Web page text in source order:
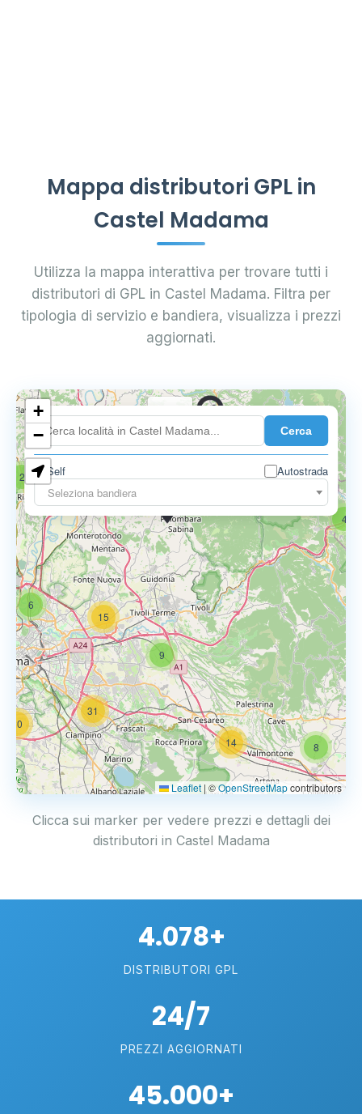
Mappa distributori GPL in
Castel Madama
Utilizza la mappa interattiva per trovare tutti i
distributori di GPL in Castel Madama. Filtra per
tipologia di servizio e bandiera, visualizza i prezzi
aggiornati.
Cerca
Self
Autostrada
Seleziona bandiera
2
18
6
20
15
9
31
8
14
4
+
−
Leaflet | ©OpenStreetMapcontributors
Clicca sui marker per vedere prezzi e dettagli dei
distributori in Castel Madama
4.078+
DISTRIBUTORI GPL
24/7
PREZZI AGGIORNATI
45.000+